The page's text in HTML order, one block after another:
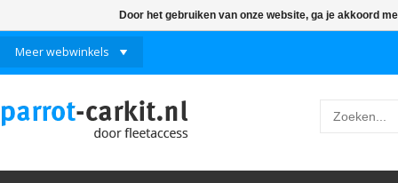
Meer webwinkels
Door het gebruiken van onze website, ga je akkoord